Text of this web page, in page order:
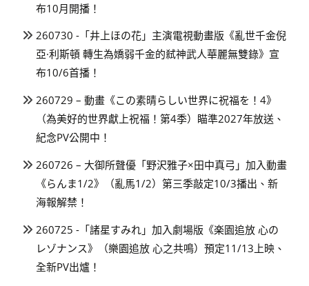
布10月開播！
260730 -「井上ほの花」主演電視動畫版《亂世千金倪
亞·利斯頓 轉生為嬌弱千金的弒神武人華麗無雙錄》宣
布10/6首播！
260729 – 動畫《この素晴らしい世界に祝福を！4》
（為美好的世界獻上祝福！第4季）瞄準2027年放送、
紀念PV公開中！
260726 – 大御所聲優「野沢雅子×田中真弓」加入動畫
《らんま1/2》（亂馬1/2）第三季敲定10/3播出、新
海報解禁！
260725 -「諸星すみれ」加入劇場版《楽園追放 心の
レゾナンス》（樂園追放 心之共鳴）預定11/13上映、
全新PV出爐！